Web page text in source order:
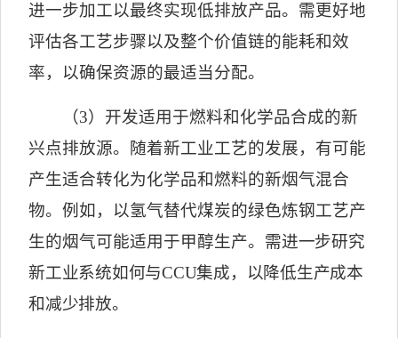
进一步加工以最终实现低排放产品。需更好地
评估各工艺步骤以及整个价值链的能耗和效
率，以确保资源的最适当分配。
（3）开发适用于燃料和化学品合成的新
兴点排放源。随着新工业工艺的发展，有可能
产生适合转化为化学品和燃料的新烟气混合
物。例如，以氢气替代煤炭的绿色炼钢工艺产
生的烟气可能适用于甲醇生产。 需进一步研究
新工业系统如何与CCU集成，以降低生产成本
和减少排放。